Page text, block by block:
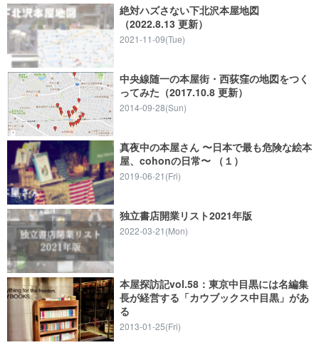
絶対ハズさない下北沢本屋地図
（2022.8.13 更新）
2021-11-09(Tue)
中央線随一の本屋街・西荻窪の地図をつく
ってみた（2017.10.8 更新）
2014-09-28(Sun)
真夜中の本屋さん 〜日本で最も危険な絵本
屋、cohonの日常〜 （１）
2019-06-21(Fri)
独立書店開業リスト2021年版
2022-03-21(Mon)
本屋探訪記vol.58：東京中目黒には名編集
長が経営する「カウブックス中目黒」があ
る
2013-01-25(Fri)